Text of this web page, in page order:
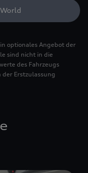
optionales Angebot der
sind nicht in die
des Fahrzeugs
der Erstzulassung